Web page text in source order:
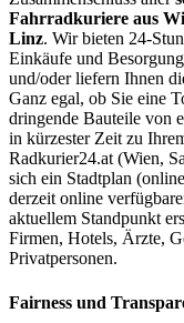
Fahrradkuriere aus
Linz. Wir bieten 24-
Einkäufe und
und/oder liefern Ihnen
Ganz egal, ob Sie eine
dringende Bauteile von
in kürzester Zeit zu
Radkurier24.at (Wien,
sich ein Stadtplan
derzeit online
aktuellem Standpunkt
Firmen, Hotels, Ärzte,
Privatpersonen.
Fairness und